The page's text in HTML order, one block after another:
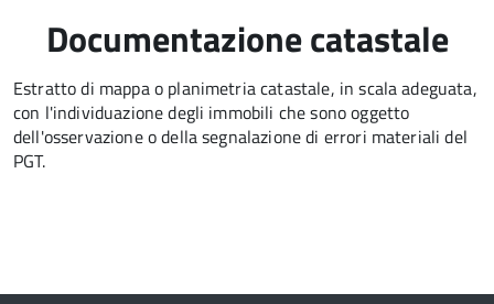
Documentazione catastale
Estratto di mappa o planimetria catastale, in scala adeguata,
con l'individuazione degli immobili che sono oggetto
dell'osservazione o della segnalazione di errori materiali del
PGT.